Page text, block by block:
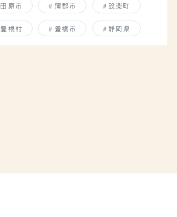
田原市 蒲郡市 設楽町
豊根村 豊橋市 静岡県